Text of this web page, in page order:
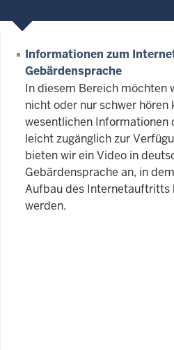
Informationen zum
Gebärdensprache
In diesem Bereich möchten
nicht oder nur schwer hören
wesentlichen
leicht zugänglich zur
bieten wir ein Video in
Gebärdensprache an, in
Aufbau des Internetauftritts
werden.